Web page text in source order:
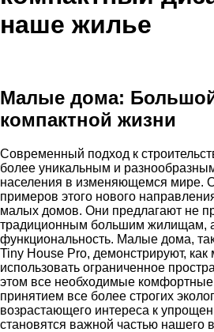
наше жилье
Малые дома:
компактной жизни
Современный подход к
более уникальным и
населения в изменяющемся мире.
примеров этого нового
малых домов. Они предлагают не
традиционным большим жилищам,
функциональность. Малые дома,
Tiny House Pro, демонстрируют,
использовать ограниченное
этом все необходимые
принятием все более строгих
возрастающего интереса к
становятся важной частью нашего